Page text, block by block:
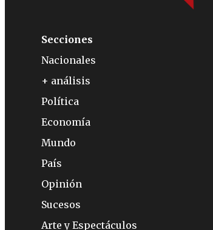
Secciones
Nacionales
+ análisis
Política
Economía
Mundo
País
Opinión
Sucesos
Arte y Espectáculos